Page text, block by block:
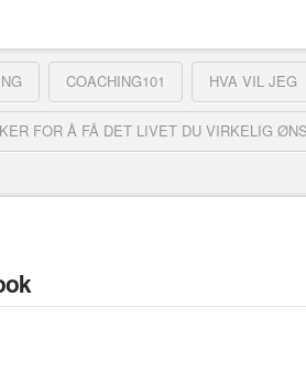
COACHING101 HVA VIL JEG
FOR Å FÅ DET LIVET DU VIRKELIG